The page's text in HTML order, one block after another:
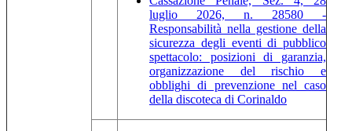
luglio 2026, n. 28580 -
Responsabilità nella gestione della
sicurezza degli eventi di pubblico
spettacolo: posizioni di garanzia,
organizzazione del rischio e
obblighi di prevenzione nel caso
della discoteca di Corinaldo